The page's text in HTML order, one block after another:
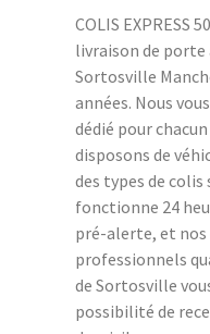
COLIS EXPRESS
livraison de porte
Sortosville
années. Nous
dédié pour
disposons de
des types de
fonctionne 24
pré-alerte, et nos
professionnels
de Sortosville
possibilité de